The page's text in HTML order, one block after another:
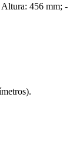
Altura: 456 mm; -